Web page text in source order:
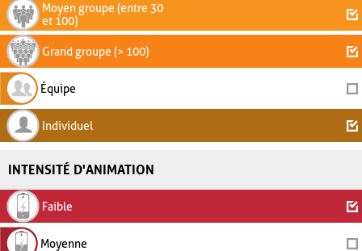
Moyen groupe (entre 30
et 100)
Grand groupe (> 100)
Équipe
Individuel
INTENSITÉ D'ANIMATION
Faible
Moyenne